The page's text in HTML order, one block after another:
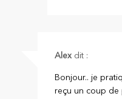
Alex dit :
Bonjour.. je
reçu un coup de